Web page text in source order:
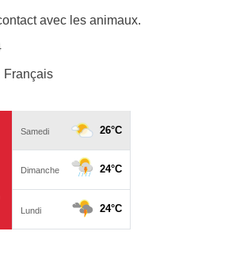
avec les animaux.
Français